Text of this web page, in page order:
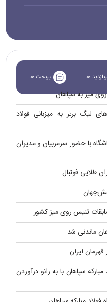
ها پربحث ها
میز به سپاهان
لیگ برتر به میزبانی فولاد
با حضور سرمربیان و مدیران
طلایی فوتبال
تنیس روی میز کشور
ماندنی شد
ایران
سپاهان با به زانو درآوردن